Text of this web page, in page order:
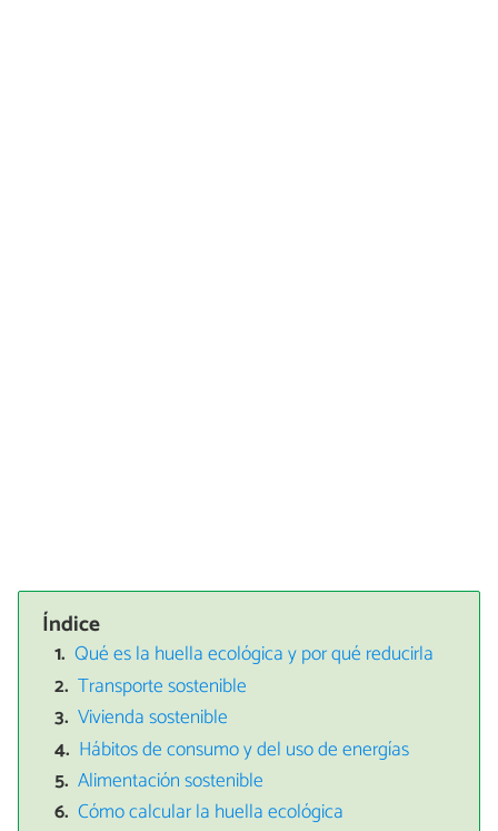
Índice
Qué es la huella ecológica y por qué reducirla
Transporte sostenible
Vivienda sostenible
Hábitos de consumo y del uso de energías
Alimentación sostenible
Cómo calcular la huella ecológica